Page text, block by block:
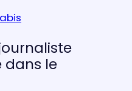
dans le